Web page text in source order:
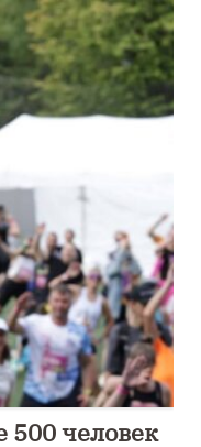
500 человек